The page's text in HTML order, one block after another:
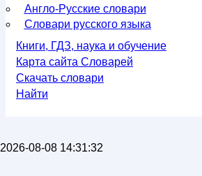
Англо-Русские словари
Словари русского языка
Книги, ГДЗ, наука и обучение
Карта сайта Словарей
Скачать словари
Найти
2026-08-08 14:31:32